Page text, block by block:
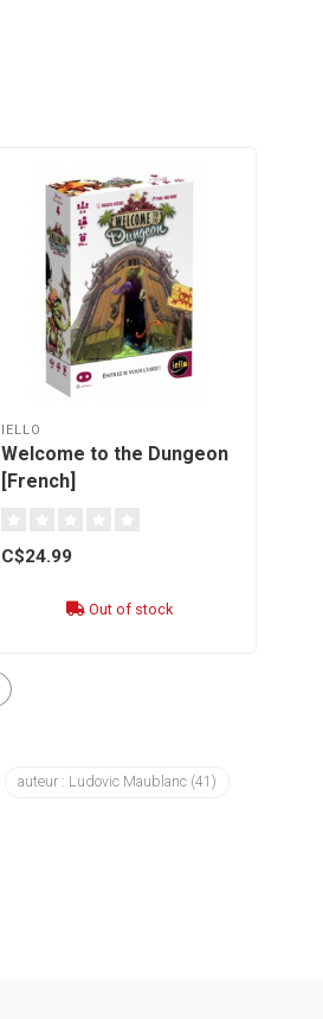
IELLO
Welcome to the Dungeon
[French]
C$24.99
Out of stock
auteur : Ludovic Maublanc (41)